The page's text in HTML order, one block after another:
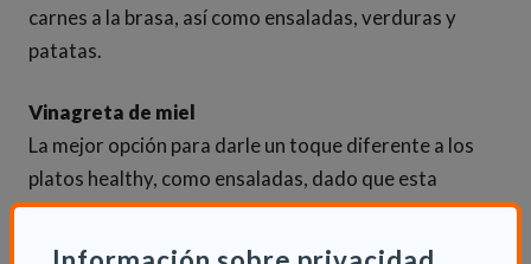
carnes a la brasa, así como ensaladas, verduras y
patatas.
Vinagreta de miel
La mejor opción para darle un toque diferente a los
platos healthy, como ensaladas, dado que esta
emulsión puede hacer que sean mucho más
placenteros. Para su preparación es necesario